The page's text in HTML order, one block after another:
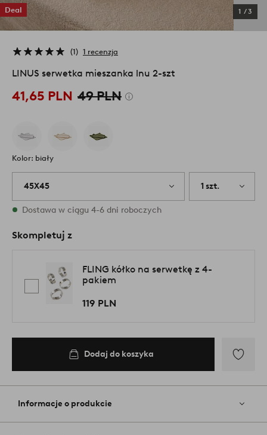
Deal 1 /3
1 1 recenzja
LINUS serwetka mieszanka lnu 2-szt
41,65 PLN 49 PLN
Kolor: biały
45X45 1 szt.
W magazynie
Dostawa w ciągu 4-6 dni roboczych
Skompletuj z
FLING kółko na serwetkę z 4-
pakiem
119 PLN
Dodaj do koszyka
do
Informacje o produkcie